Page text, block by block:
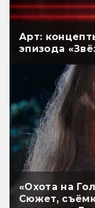
Арт:
эпизода
«Охота на
Сюжет,